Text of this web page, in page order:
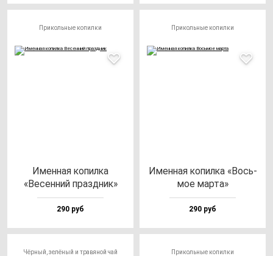
Прикольные копилки
Имен­ная ко­пил­ка
«Весен­ний праз­дник»
290 руб
Прикольные копилки
Имен­ная ко­пил­ка «Вось­
мое мар­та»
290 руб
Чёрный, зелёный и травяной чай Прикольные копилки